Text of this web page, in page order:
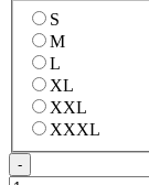
S
M
L
XL
XXL
XXXL
-